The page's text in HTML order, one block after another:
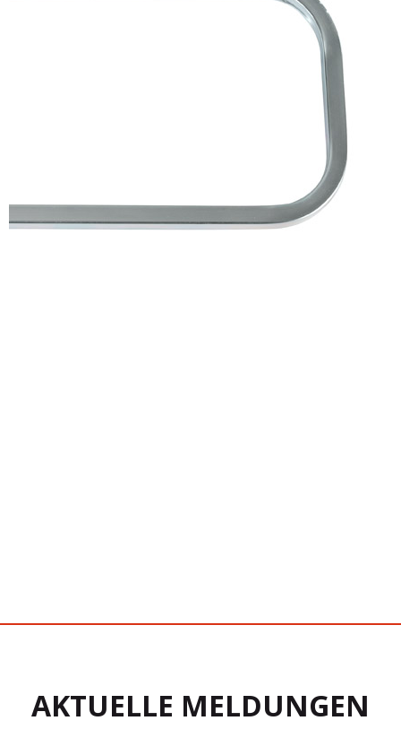
AKTUELLE MELDUNGEN